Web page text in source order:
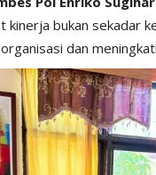
kinerja bukan sekadar
dan